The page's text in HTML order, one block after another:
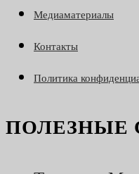
Медиаматериалы
Контакты
Политика
ПОЛЕЗНЫЕ